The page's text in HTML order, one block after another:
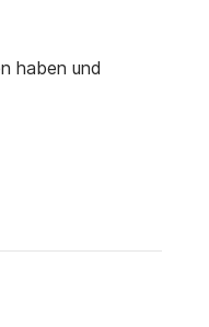
haben und